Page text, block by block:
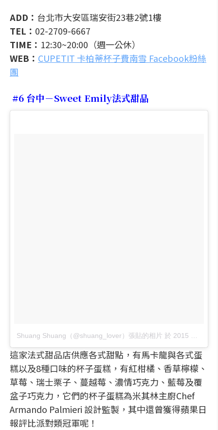
ADD： 台北市大安區瑞安街23巷2號1樓
TEL： 02-2709-6667
TIME： 12:30~20:00（週一公休）
WEB： CUPETIT 卡柏蒂杯子費南雪 Facebook粉絲
團
#6 台中－Sweet Emily法式甜品
Shuang Shuang（@shuang_lover）張貼的相片 於 2015 年 7月 月 31 1:12上午 PDT
這家法式甜品店供應各式甜點，有馬卡龍與各式蛋
糕以及8種口味的杯子蛋糕，有紅柑橘、香草檸檬、
草莓、瑞士栗子、蔓越莓、濃情巧克力、藍莓及覆
盆子巧克力，它們的杯子蛋糕為米其林主廚Chef
Armando Palmieri 設計監製，其中還曾獲得蘋果日
報評比派對類冠軍呢！